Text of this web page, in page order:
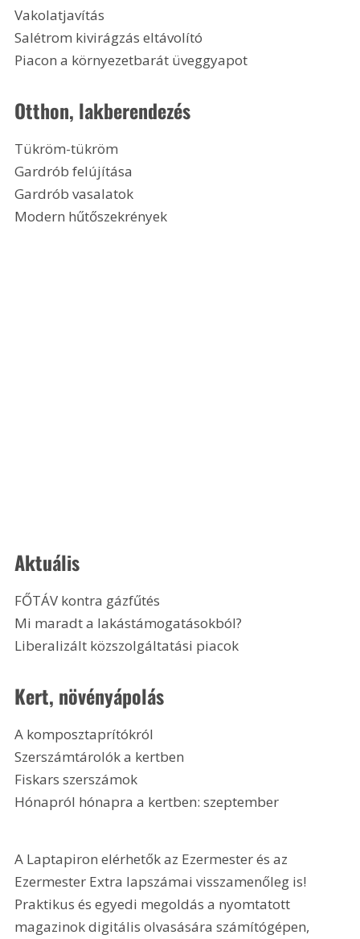
Vakolatjavítás
Salétrom kivirágzás eltávolító
Piacon a környezetbarát üveggyapot
Otthon, lakberendezés
Tükröm-tükröm
Gardrób felújítása
Gardrób vasalatok
Modern hűtőszekrények
Aktuális
FŐTÁV kontra gázfűtés
Mi maradt a lakástámogatásokból?
Liberalizált közszolgáltatási piacok
Kert, növényápolás
A komposztaprítókról
Szerszámtárolók a kertben
Fiskars szerszámok
Hónapról hónapra a kertben: szeptember
A Laptapiron elérhetők az Ezermester és az
Ezermester Extra lapszámai visszamenőleg is!
Praktikus és egyedi megoldás a nyomtatott
magazinok digitális olvasására számítógépen,